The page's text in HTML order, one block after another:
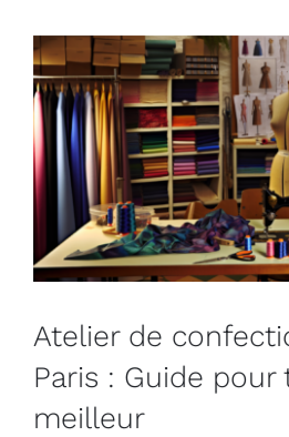
Atelier de
Paris : Guide pour
meilleur